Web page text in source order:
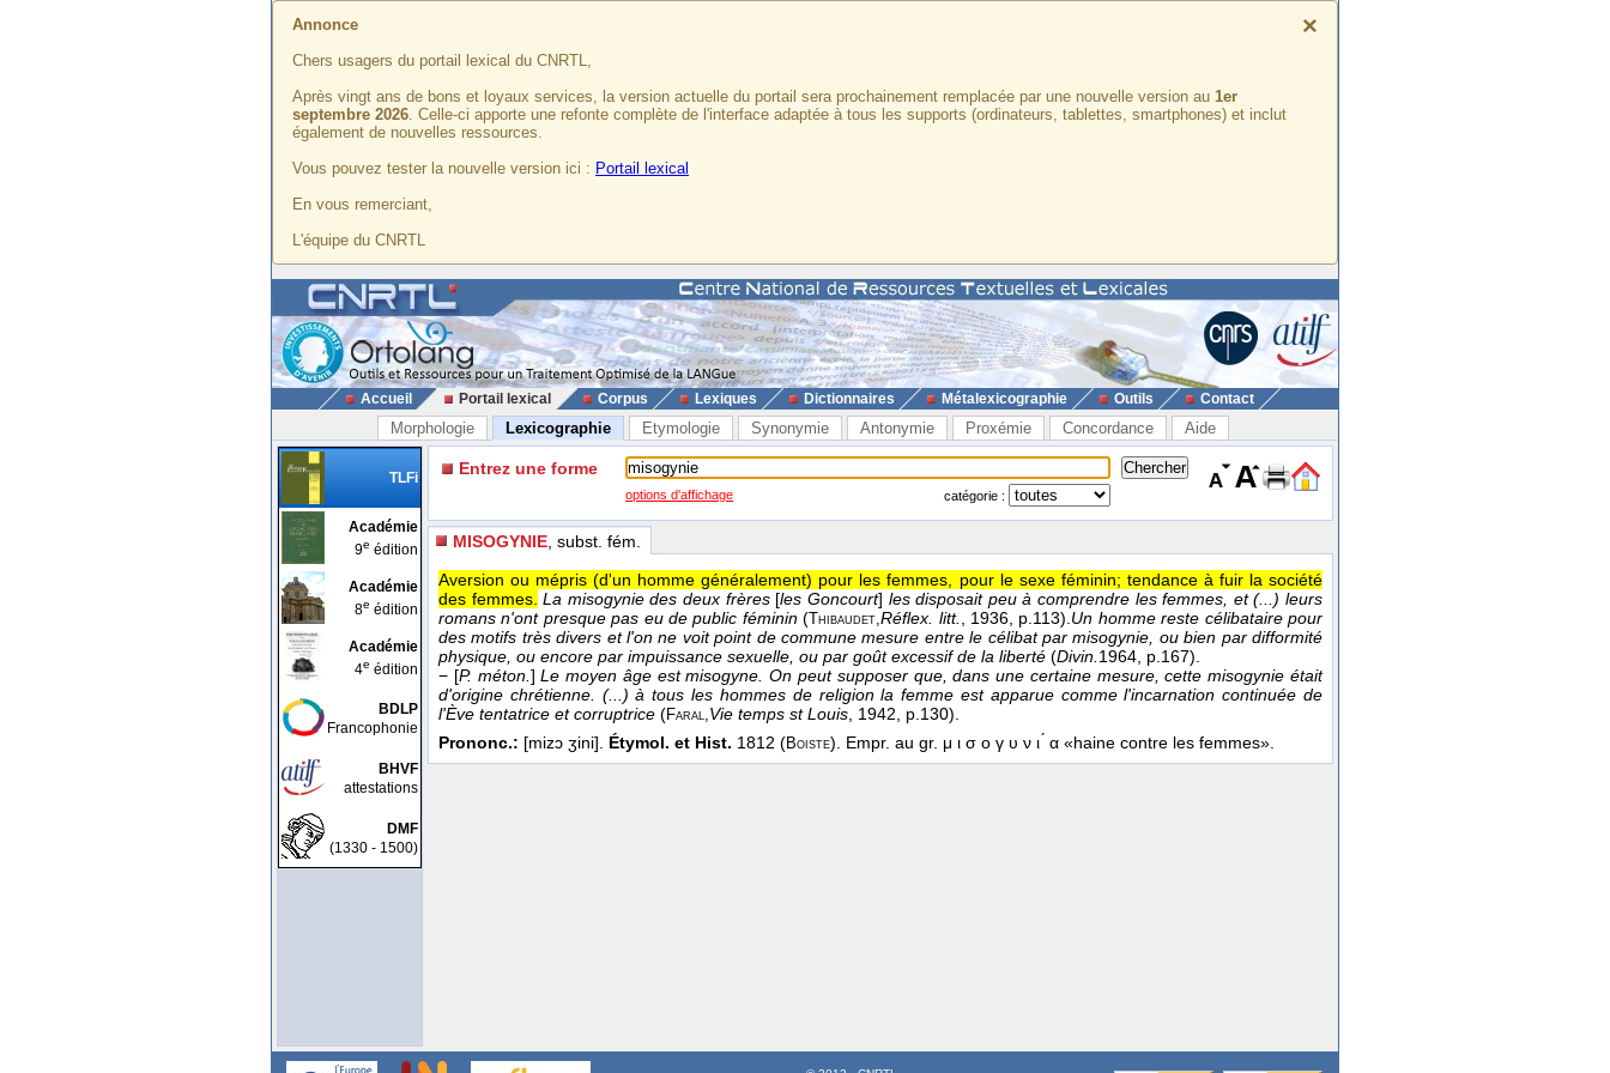
×
Annonce
Chers usagers du portail lexical du CNRTL,
Après vingt ans de bons et loyaux services, la version actuelle du portail sera prochainement remplacée par une nouvelle version au 1er
septembre 2026. Celle-ci apporte une refonte complète de l'interface adaptée à tous les supports (ordinateurs, tablettes, smartphones) et inclut
également de nouvelles ressources.
Vous pouvez tester la nouvelle version ici : Portail lexical
En vous remerciant,
L'équipe du CNRTL
Accueil Portail lexical Corpus Lexiques Dictionnaires Métalexicographie Outils Contact
Morphologie Lexicographie Etymologie Synonymie Antonymie Proxémie Concordance Aide
TLFi
Académie
9e édition
Académie
8e édition
Académie
4e édition
BDLP
Francophonie
BHVF
attestations
DMF
(1330 - 1500)
Entrez une forme
options d'affichage catégorie :
MISOGYNIE , subst. fém.
Aversion ou mépris (d'un homme généralement) pour les femmes, pour le sexe féminin; tendance à fuir la société
des femmes. La misogynie des deux frères [les Goncourt] les disposait peu à comprendre les femmes, et (...) leurs
romans n'ont presque pas eu de public féminin( Thibaudet,Réflex. litt., 1936, p.113).Un homme reste célibataire pour
des motifs très divers et l'on ne voit point de commune mesure entre le célibat par misogynie, ou bien par difformité
physique, ou encore par impuissance sexuelle, ou par goût excessif de la liberté (Divin.1964, p.167).
− [P. méton.] Le moyen âge est misogyne. On peut supposer que, dans une certaine mesure, cette misogynie était
d'origine chrétienne. (...) à tous les hommes de religion la femme est apparue comme l'incarnation continuée de
l'Ève tentatrice et corruptrice (Faral,Vie temps st Louis, 1942, p.130).
Prononc.: [mizɔ ʒini]. Étymol. et Hist. 1812 (Boiste). Empr. au gr. μ ι σ ο γ υ ν ι ́ α «haine contre les femmes».